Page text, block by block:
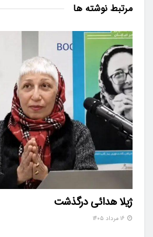
مرتبط نوشته ها
ژیلا هدائی درگذشت